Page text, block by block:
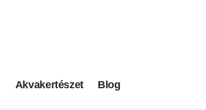
Akvakertészet Blog